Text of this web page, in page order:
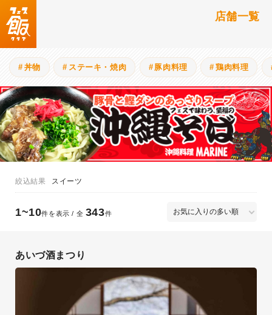
店舗一覧
丼物 ステーキ・焼肉 豚肉料理 鶏肉料理
スイーツ
1~10件を表示 / 全 343件
あいづ酒まつり